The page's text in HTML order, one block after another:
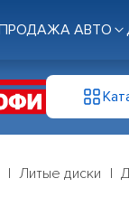
АВТО
Литые диски